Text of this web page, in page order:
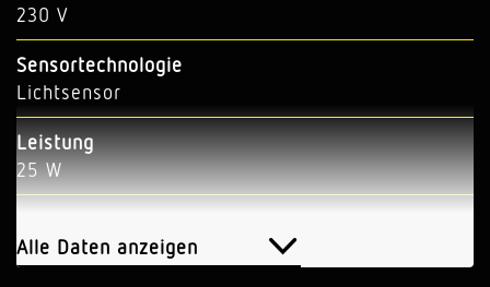
230 V
Sensortechnologie
Lichtsensor
Leistung
25 W
1016 lm
Alle Daten anzeigen